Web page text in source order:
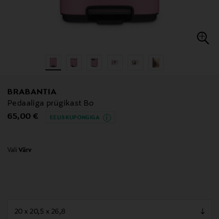
BRABANTIA
Pedaaliga prügikast Bo
Original Price
65,00 € EELIS KUPONGIGA
Vali Värv